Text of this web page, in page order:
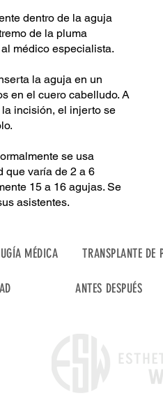
dentro de la aguja
de la pluma
médico especialista.
la aguja en un
en el cuero cabelludo. A
incisión, el injerto se
se usa
que varía de 2 a 6
15 a 16 agujas. Se
asistentes.
MÉDICA TRANSPLANTE DE
ANTES DESPUÉS